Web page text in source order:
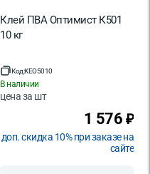
Клей ПВА Оптимист К501
10 кг
Код:KEO5010
В наличии
цена за шт
1 576 ₽
доп. скидка 10% при заказе на
сайте